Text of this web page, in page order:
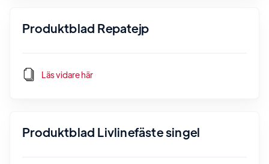
Produktblad Repatejp
Läs vidare här
Produktblad Livlinefäste singel